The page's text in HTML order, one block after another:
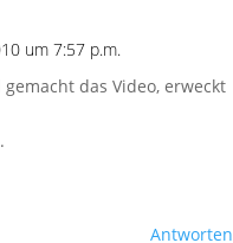
um 7:57 p.m.
das Video, erweckt
Antworten